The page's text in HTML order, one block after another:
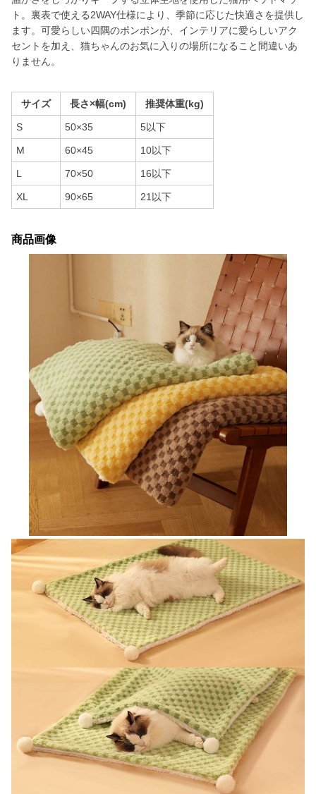
ト。裏表で使える2WAY仕様により、季節に応じた快適さを提供し
ます。可愛らしい四隅のポンポンが、インテリアに愛らしいアク
セントを加え、猫ちゃんのお気に入りの場所になること間違いあ
りません。
サイズ 長さ×幅(cm) 推奨体重(kg)
S 50×35 5以下
M 60×45 10以下
L 70×50 16以下
XL 90×65 21以下
商品画像